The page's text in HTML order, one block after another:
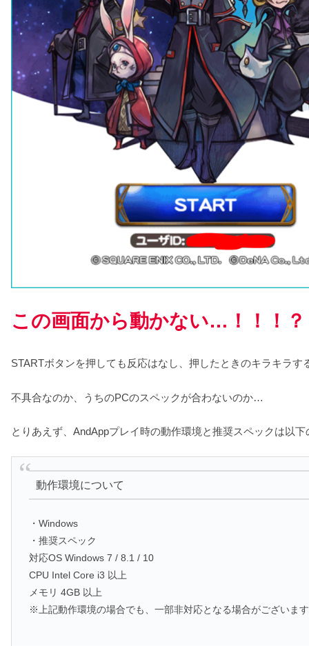
この画面から動かない…！！！？
STARTボタンを押しても反応はなし、押したときのキラキラ
不具合なのか、うちのPCのスペックが合わないのか…
とりあえず、AndAppプレイ時の動作環境と推奨スペックは以下
動作環境について
・Windows
・推奨スペック
対応OS Windows 7 / 8.1 / 10
CPU Intel Core i3 以上
メモリ 4GB 以上
※上記動作環境の場合でも、一部非対応となる場合がございま